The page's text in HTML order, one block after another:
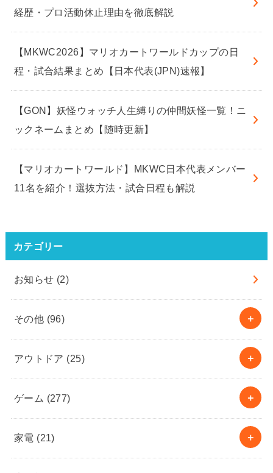
経歴・プロ活動休止理由を徹底解説
【MKWC2026】マリオカートワールドカップの日
程・試合結果まとめ【日本代表(JPN)速報】
【GON】妖怪ウォッチ人生縛りの仲間妖怪一覧！ニ
ックネームまとめ【随時更新】
【マリオカートワールド】MKWC日本代表メンバー
11名を紹介！選抜方法・試合日程も解説
カテゴリー
お知らせ (2)
その他 (96)
アウトドア (25)
ゲーム (277)
家電 (21)